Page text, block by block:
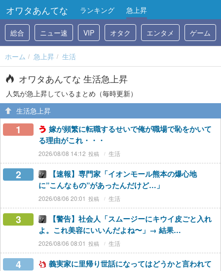
オワタあんてな ランキング 急上昇
総合 ニュー速 VIP オタク エンタメ ゲーム
ホーム 急上昇 生活
オワタあんてな 生活急上昇
人気が急上昇しているまとめ（毎時更新）
生活急上昇
1
嫁が頻繁に転職するせいで俺が職場で恥をかいて
る理由がこれ・・・
2026/08/08 14:12 生活
2
【速報】専門家「イオンモール熊本の爆心地
に”こんなもの”があったんだけど…」
2026/08/06 20:01 生活
3
【警告】社会人「スムージーにキウイ皮ごと入れ
よ。これ美容にいいんだよね〜」→ 結果…
2026/08/06 08:01 生活
4
義実家に里帰り世話になってはどうかと言われて